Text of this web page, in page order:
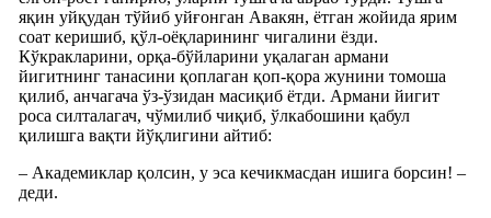
яқин уйқудан тўйиб уйғонган Авакян, ётган жойида ярим
соат керишиб, қўл-оёқларининг чигалини ёзди.
Кўкракларини, орқа-бўйларини уқалаган армани
йигитнинг танасини қоплаган қоп-қора жунини томоша
қилиб, анчагача ўз-ўзидан масиқиб ётди. Армани йигит
роса силталагач, чўмилиб чиқиб, ўлкабошини қабул
қилишга вақти йўқлигини айтиб:
– Академиклар қолсин, у эса кечикмасдан ишига борсин! –
деди.